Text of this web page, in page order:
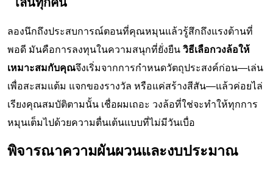
ลองนึกถึงประสบการณ์ตอนที่คุณหมุนแล้วรู้สึกถึงแรงต้านที่
พอดี มันคือการลงทุนในความสนุกที่ยั่งยืน วิธีเลือกวงล้อให้
เหมาะสมกับคุณจึงเริ่มจากการกำหนดวัตถุประสงค์ก่อน—เล่น
เพื่อสะสมแต้ม แจกของรางวัล หรือแค่สร้างสีสัน—แล้วค่อยไล่
เรียงคุณสมบัติตามนั้น เชื่อผมเถอะ วงล้อที่ใช่จะทำให้ทุกการ
หมุนเต็มไปด้วยความตื่นเต้นแบบที่ไม่มีวันเบื่อ
พิจารณาความผันผวนและงบประมาณ